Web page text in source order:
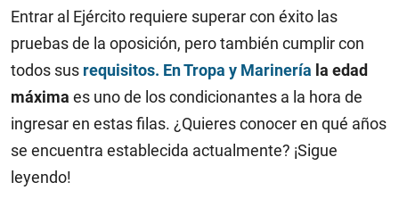
Entrar al Ejército requiere superar con éxito las
pruebas de la oposición, pero también cumplir con
todos sus requisitos. En Tropa y Marinería la edad
máxima es uno de los condicionantes a la hora de
ingresar en estas filas. ¿Quieres conocer en qué años
se encuentra establecida actualmente? ¡Sigue
leyendo!